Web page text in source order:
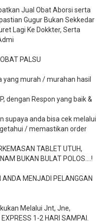
Jual Obat Aborsi serta
Gugur Bukan Sekkedar
Lagi Ke Dokkter, Serta
PALSU
yang murah / murahan hasil
dengan Respon yang baik &
supaya anda bisa cek melalui
/ memastikan order
TABLET UTUH,
BUKAN BULAT POLOS….!
MENJADI PELANGGAN
Melalui Jnt, Jne,
1-2 HARI SAMPAI.